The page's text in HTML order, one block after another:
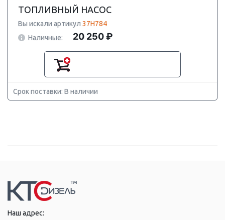
ТОПЛИВНЫЙ НАСОС
Вы искали артикул 37H784
Наличные:
20 250 ₽
Срок поставки: В наличии
Наш адрес: